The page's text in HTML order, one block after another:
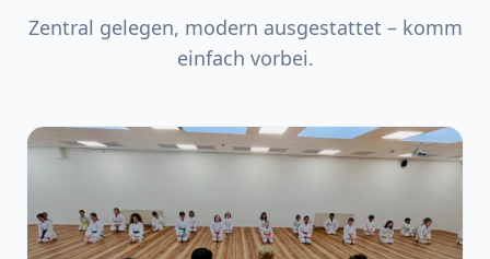
Zentral gelegen, modern ausgestattet – komm
einfach vorbei.